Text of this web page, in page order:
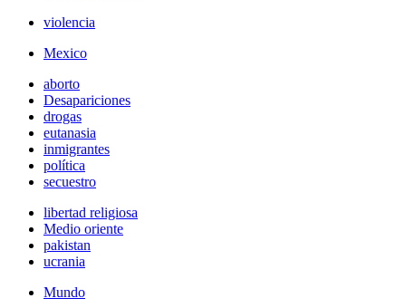
violencia
Mexico
aborto
Desapariciones
drogas
eutanasia
inmigrantes
política
secuestro
libertad religiosa
Medio oriente
pakistan
ucrania
Mundo